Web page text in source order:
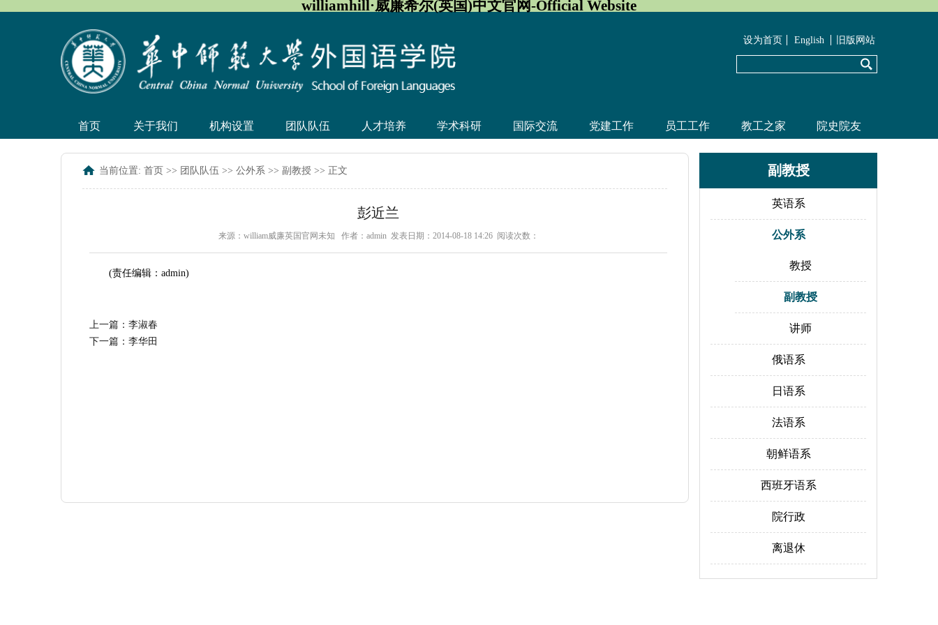
williamhill·威廉希尔(英国)中文官网-Official Website
设为首页 English 旧版网站
首页 关于我们 机构设置 团队队伍 人才培养 学术科研 国际交流 党建工作 员工工作 教工之家 院史院友
当前位置: 首页 >> 团队队伍 >> 公外系 >> 副教授 >> 正文
彭近兰
来源：william威廉英国官网未知 作者：admin 发表日期：2014-08-18 14:26 阅读次数：
(责任编辑：admin)
上一篇： 李淑春
下一篇： 李华田
副教授
英语系
公外系
教授
副教授
讲师
俄语系
日语系
法语系
朝鲜语系
西班牙语系
院行政
离退休